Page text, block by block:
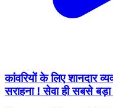
कांवरियों के लिए शानदार
सराहना ! सेवा ही सबसे बड़ा